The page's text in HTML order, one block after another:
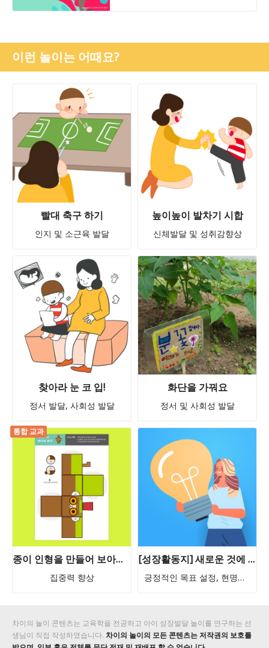
이런 놀이는 어때요?
빨대 축구 하기
인지 및 소근육 발달
높이높이 발차기 시합
신체발달 및 성취감향상
찾아라 눈 코 입!
정서 발달, 사회성 발달
화단을 가꿔요
정서 및 사회성 발달
통합 교과
종이 인형을 만들어 보아요 - 페이퍼 토이 무료 활동지(3) 갈색 원숭이 친구 만들기 ★차이의 놀이 무료 활동지 즉시 다운로드!
집중력 향상
[성장활동지] 새로운 것에 도전하기
긍정적인 목표 설정, 현명한 의사결정
차이의 놀이 콘텐츠는 교육학을 전공하고 아이 성장발달 놀이를 연구하는 선
생님이 직접 작성하였습니다. 차이의 놀이의 모든 콘텐츠는 저작권의 보호를